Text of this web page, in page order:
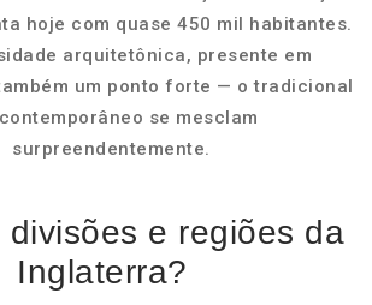
hoje com quase 450 mil habitantes.
arquitetônica, presente em
um ponto forte — o tradicional
se mesclam
surpreendentemente.
divisões e regiões da
Inglaterra?